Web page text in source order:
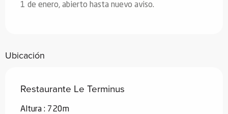
1 de enero, abierto hasta nuevo aviso.
Ubicación
Restaurante Le Terminus
Altura : 720m